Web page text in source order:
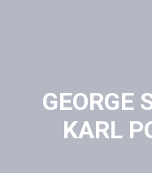
GEORGE
KARL